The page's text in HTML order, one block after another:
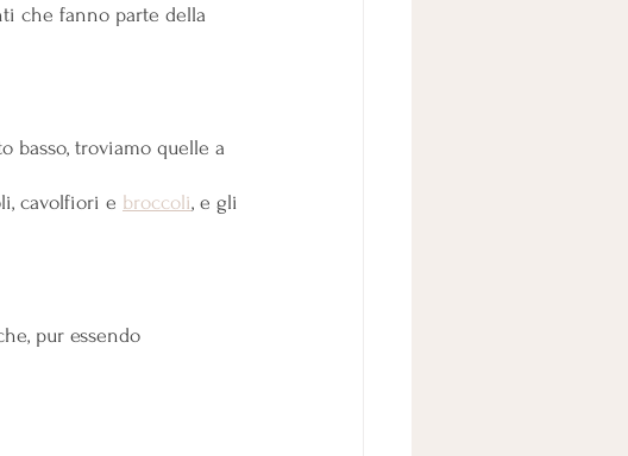
che fanno parte della
basso, troviamo quelle a
cavolfiori e broccoli, e gli
pur essendo